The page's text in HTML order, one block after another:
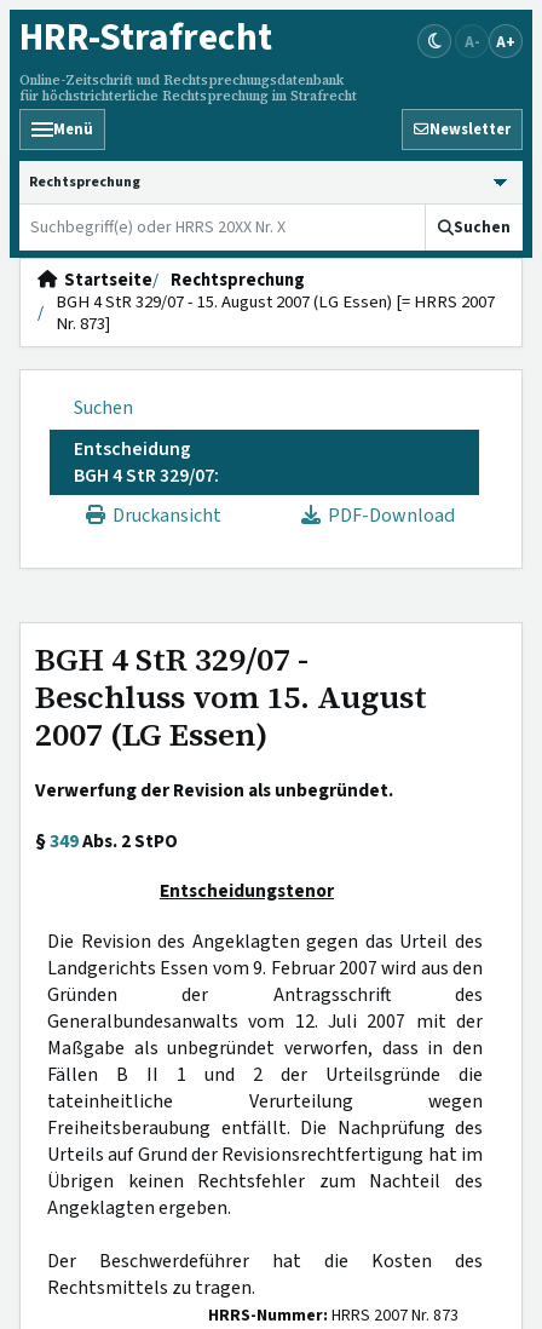
HRR-Strafrecht
Online-Zeitschrift und Rechtsprechungsdatenbank
für höchstrichterliche Rechtsprechung im Strafrecht
A- A+
Menü Newsletter
HRRS durchsuchen
Suchen
Startseite
Rechtsprechung
BGH 4 StR 329/07 - 15. August 2007 (LG Essen) [= HRRS 2007
Nr. 873]
Suchen
Entscheidung
BGH 4 StR 329/07:
Druckansicht
PDF-Download
BGH 4 StR 329/07 -
Beschluss vom 15. August
2007 (LG Essen)
Verwerfung der Revision als unbegründet.
§349Abs. 2 StPO
Entscheidungstenor
Die Revision des Angeklagten gegen das Urteil des
Landgerichts Essen vom 9. Februar 2007 wird aus den
Gründen der Antragsschrift des
Generalbundesanwalts vom 12. Juli 2007 mit der
Maßgabe als unbegründet verworfen, dass in den
Fällen B II 1 und 2 der Urteilsgründe die
tateinheitliche Verurteilung wegen
Freiheitsberaubung entfällt. Die Nachprüfung des
Urteils auf Grund der Revisionsrechtfertigung hat im
Übrigen keinen Rechtsfehler zum Nachteil des
Angeklagten ergeben.
Der Beschwerdeführer hat die Kosten des
Rechtsmittels zu tragen.
HRRS-Nummer: HRRS 2007 Nr. 873